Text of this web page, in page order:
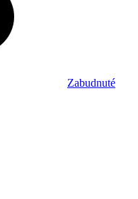
Zabudnuté